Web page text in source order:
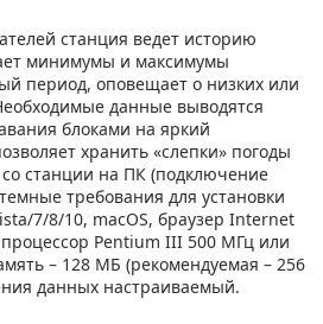
станция ведет историю
минимумы и максимумы
период, оповещает о низких или
данные выводятся
блоками на яркий
хранить «слепки» погоды
станции на ПК (подключение
требования для установки
7/8/10, macOS, браузер Internet
Pentium III 500 МГц или
– 128 МБ (рекомендуемая – 256
данных настраиваемый.